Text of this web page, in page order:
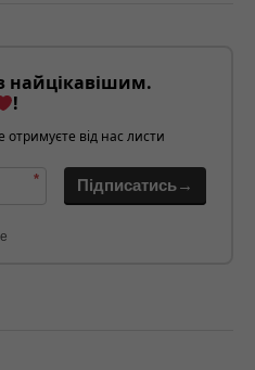
найцікавішим.
!
від нас листи
* Підписатись→